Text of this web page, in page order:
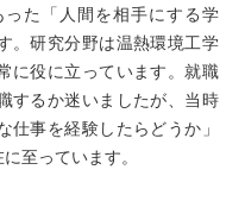
た「人間を相手にする学
。研究分野は温熱環境工学
に役に立っています。就職
するか迷いましたが、当時
仕事を経験したらどうか」
至っています。